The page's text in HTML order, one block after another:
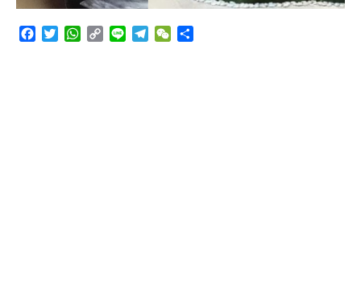
FacebookTwitterWhatsApp
Copy
Line TelegramWeChat